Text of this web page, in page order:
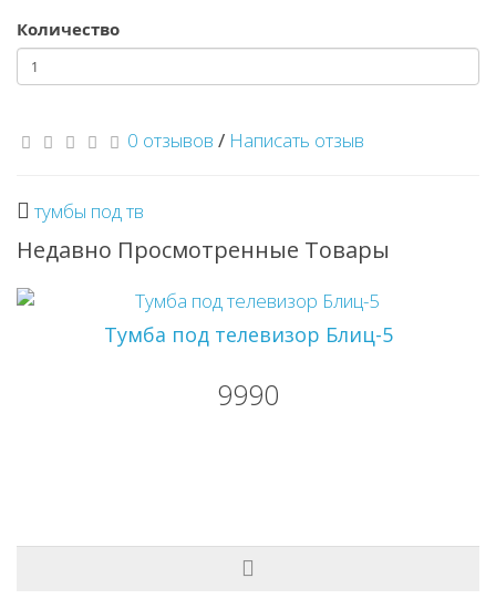
Количество
0 отзывов / Написать отзыв
тумбы под тв
Недавно Просмотренные Товары
Тумба под телевизор Блиц-5
9990